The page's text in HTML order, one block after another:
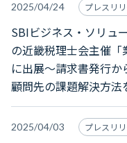
2025/04/24 プレスリ
SBIビジネス・ソリュ
の近畿税理士会主催「
に出展～請求書発行
顧問先の課題解決方法
2025/04/03 プレスリ